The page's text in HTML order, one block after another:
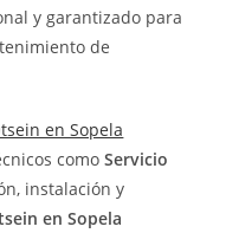
y garantizado para
de
en Sopela
comoServicio
instalación y
en Sopela